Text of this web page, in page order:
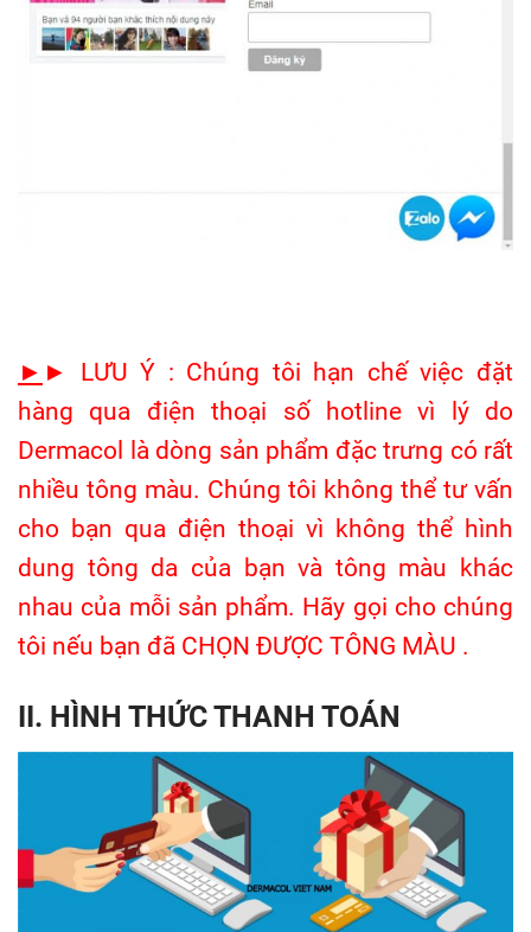
► ► LƯU Ý : Chúng tôi hạn chế việc đặt
hàng qua điện thoại số hotline vì lý do
Dermacol là dòng sản phẩm đặc trưng có rất
nhiều tông màu. Chúng tôi không thể tư vấn
cho bạn qua điện thoại vì không thể hình
dung tông da của bạn và tông màu khác
nhau của mỗi sản phẩm. Hãy gọi cho chúng
tôi nếu bạn đã CHỌN ĐƯỢC TÔNG MÀU .
II. HÌNH THỨC THANH TOÁN